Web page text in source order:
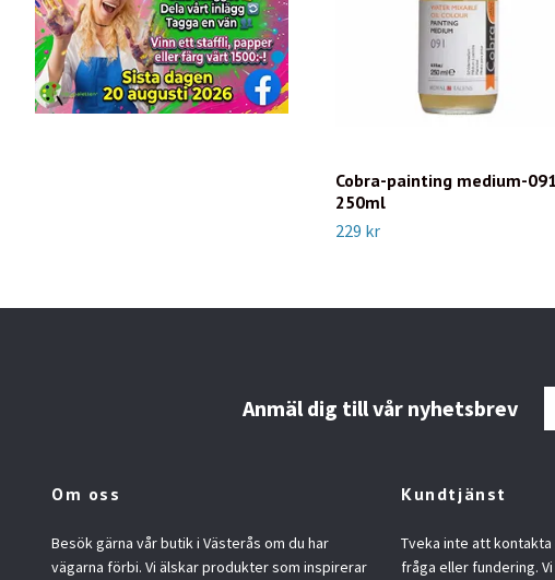
Cobra-painting medium-
250ml
229 kr
Anmäl dig till vår nyhetsbrev
Om oss
Besök gärna vår butik i Västerås om du har
vägarna förbi. Vi älskar produkter som inspirerar
Kundtjänst
Tveka inte att kontakta
fråga eller fundering.